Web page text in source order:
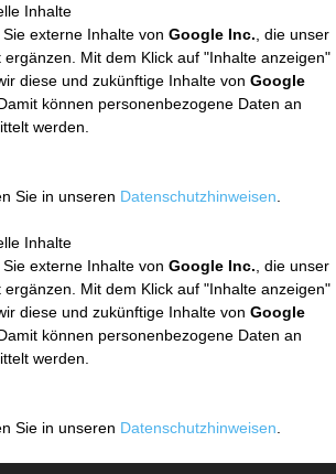
Inhalte
externe Inhalte von Google Inc. , die unser
ergänzen. Mit dem Klick auf "Inhalte anzeigen"
diese und zukünftige Inhalte von Google
können personenbezogene Daten an
werden.
Sie in unseren Datenschutzhinweisen
Inhalte
externe Inhalte von Google Inc. , die unser
ergänzen. Mit dem Klick auf "Inhalte anzeigen"
diese und zukünftige Inhalte von Google
können personenbezogene Daten an
werden.
Sie in unseren Datenschutzhinweisen